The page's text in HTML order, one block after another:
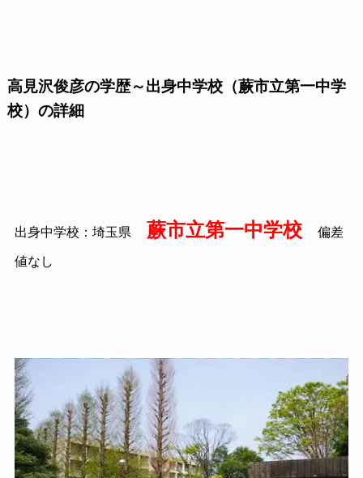
高見沢俊彦の学歴～出身中学校（蕨市立第一中学
校）の詳細
出身中学校：埼玉県 蕨市立第一中学校 偏差
値なし